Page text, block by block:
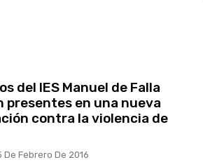
del IES Manuel de Falla
presentes en una nueva
contra la violencia de
De Febrero De 2016